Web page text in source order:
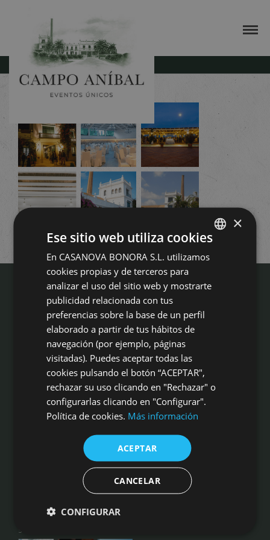
la-torre-salones
Campo Aníbal es mucho más que una masía centenaria idílica para
cualquier tipo de celebración. Es un marco incomparable, con alta
cocina, aperitivos inigualables, profesionalidad en eventos, las
mejores calidades en gastronomía y servicio, a sólo 20 kms de
Valencia ciudad
Masía Campo Aníbal
Camino de Liria s/n, 46540 El Puig
OPINIONES DE NUESTROS NOVIOS
CANAL INFORMANTE
SIGUENOS EN INSTAGRAM
SPANISH
×
Ese sitio web utiliza cookies
En CASANOVA BONORA S.L. utilizamos
cookies propias y de terceros para
analizar el uso del sitio web y mostrarte
publicidad relacionada con tus
preferencias sobre la base de un perfil
elaborado a partir de tus hábitos de
navegación (por ejemplo, páginas
visitadas). Puedes aceptar todas las
cookies pulsando el botón “ACEPTAR",
rechazar su uso clicando en "Rechazar" o
configurarlas clicando en "Configurar".
Política de cookies. Más información
ACEPTAR
CANCELAR
CONFIGURAR